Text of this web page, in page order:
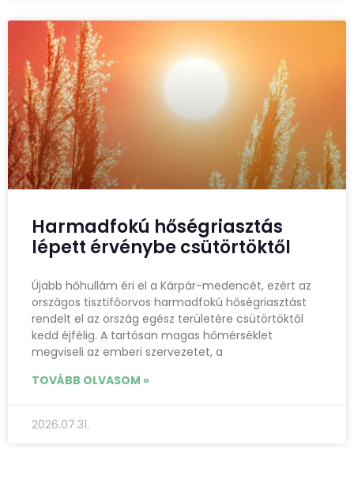
Harmadfokú hőségriasztás
lépett érvénybe csütörtöktől
Újabb hőhullám éri el a Kárpár-medencét, ezért az
országos tisztifőorvos harmadfokú hőségriasztást
rendelt el az ország egész területére csütörtöktől
kedd éjfélig. A tartósan magas hőmérséklet
megviseli az emberi szervezetet, a
TOVÁBB OLVASOM »
2026.07.31.